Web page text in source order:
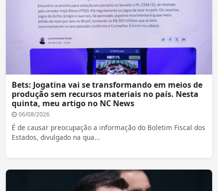
Bets: Jogatina vai se transformando em meios de
produção sem recursos materiais no país. Nesta
quinta, meu artigo no NC News
06/08/2026
É de causar preocupação a informação do Boletim Fiscal dos
Estados, divulgado na qua...